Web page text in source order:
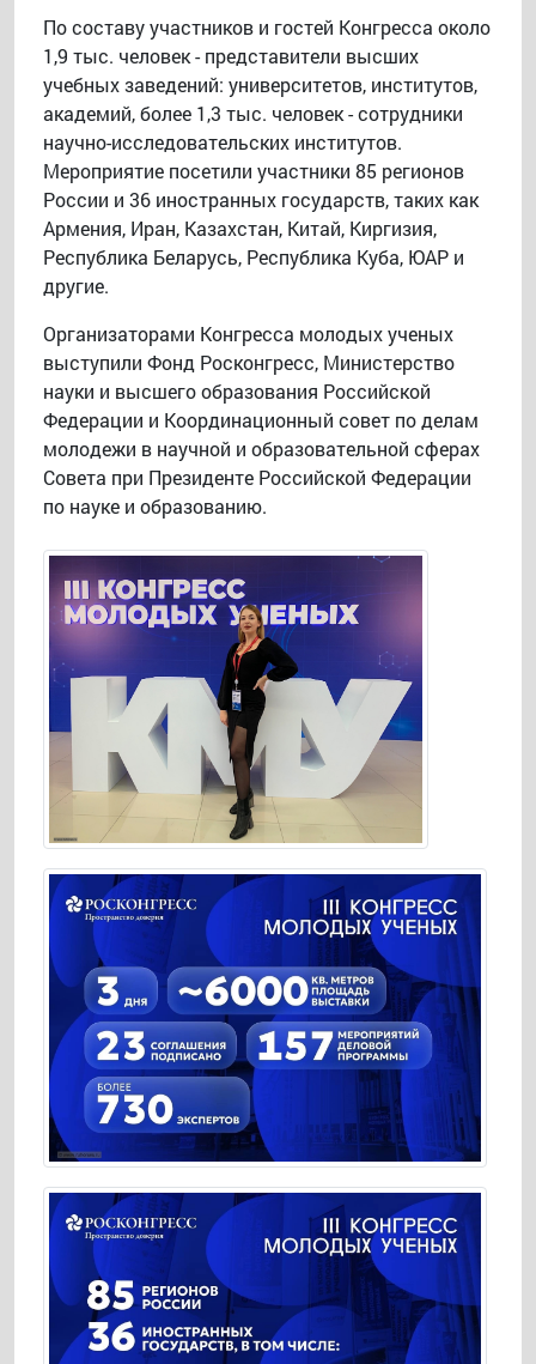
По составу участников и гостей Конгресса около
1,9 тыс. человек - представители высших
учебных заведений: университетов, институтов,
академий, более 1,3 тыс. человек - сотрудники
научно-исследовательских институтов.
Мероприятие посетили участники 85 регионов
России и 36 иностранных государств, таких как
Армения, Иран, Казахстан, Китай, Киргизия,
Республика Беларусь, Республика Куба, ЮАР и
другие.
Организаторами Конгресса молодых ученых
выступили Фонд Росконгресс, Министерство
науки и высшего образования Российской
Федерации и Координационный совет по делам
молодежи в научной и образовательной сферах
Совета при Президенте Российской Федерации
по науке и образованию.